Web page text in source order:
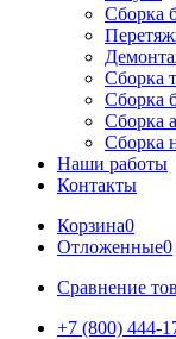
Сборка
Сборка
Сборка
Сборка
Сборка
Наши работы
Контакты
Корзина0
Отложенные0
Сравнение
+7 (800) 444-